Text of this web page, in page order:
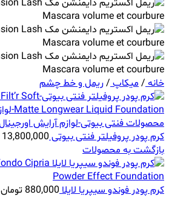
خانه/میکاپ/ریمل و خط چشم
کرم پودر پروفیلتر فنتی بیوتی13,800,000
بازگشت به محصولات
کرم پودر فوندو سیپریا لایلا880,000 تومان